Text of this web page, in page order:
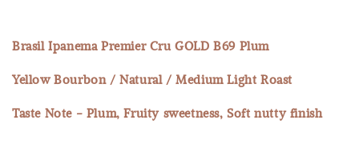
Brasil Ipanema Premier Cru GOLD B69 Plum
Yellow Bourbon / Natural / Medium Light Roast
Taste Note - Plum, Fruity sweetness, Soft nutty finish